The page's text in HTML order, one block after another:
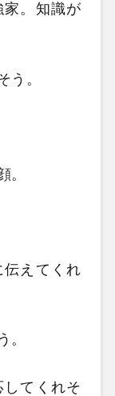
家。知識が
う。
。
伝えてくれ
。
してくれそ